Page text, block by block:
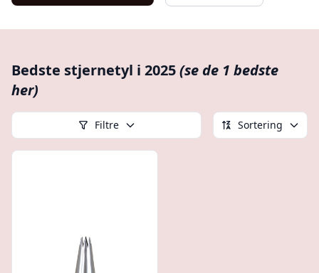
Bedste stjernetyl i 2025(se de 1 bedste
her)
Filtre Sortering